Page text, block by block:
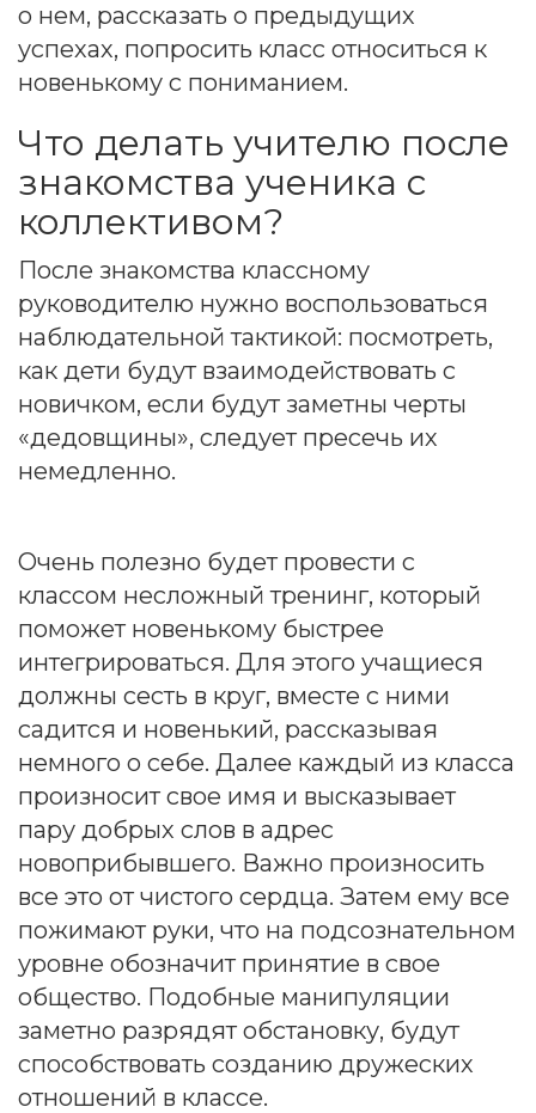
о нем, рассказать о предыдущих
успехах, попросить класс относиться к
новенькому с пониманием.
Что делать учителю после
знакомства ученика с
коллективом?
После знакомства классному
руководителю нужно воспользоваться
наблюдательной тактикой: посмотреть,
как дети будут взаимодействовать с
новичком, если будут заметны черты
«дедовщины», следует пресечь их
немедленно.
Очень полезно будет провести с
классом несложный тренинг, который
поможет новенькому быстрее
интегрироваться. Для этого учащиеся
должны сесть в круг, вместе с ними
садится и новенький, рассказывая
немного о себе. Далее каждый из класса
произносит свое имя и высказывает
пару добрых слов в адрес
новоприбывшего. Важно произносить
все это от чистого сердца. Затем ему все
пожимают руки, что на подсознательном
уровне обозначит принятие в свое
общество. Подобные манипуляции
заметно разрядят обстановку, будут
способствовать созданию дружеских
отношений в классе.